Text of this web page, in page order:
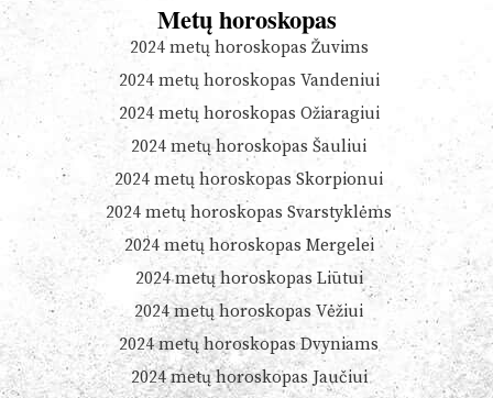
Metų horoskopas
2024 metų horoskopas Žuvims
2024 metų horoskopas Vandeniui
2024 metų horoskopas Ožiaragiui
2024 metų horoskopas Šauliui
2024 metų horoskopas Skorpionui
2024 metų horoskopas Svarstyklėms
2024 metų horoskopas Mergelei
2024 metų horoskopas Liūtui
2024 metų horoskopas Vėžiui
2024 metų horoskopas Dvyniams
2024 metų horoskopas Jaučiui